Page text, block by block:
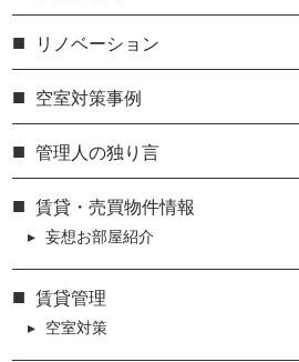
リノベーション
空室対策事例
管理人の独り言
賃貸・売買物件情報
妄想お部屋紹介
賃貸管理
空室対策